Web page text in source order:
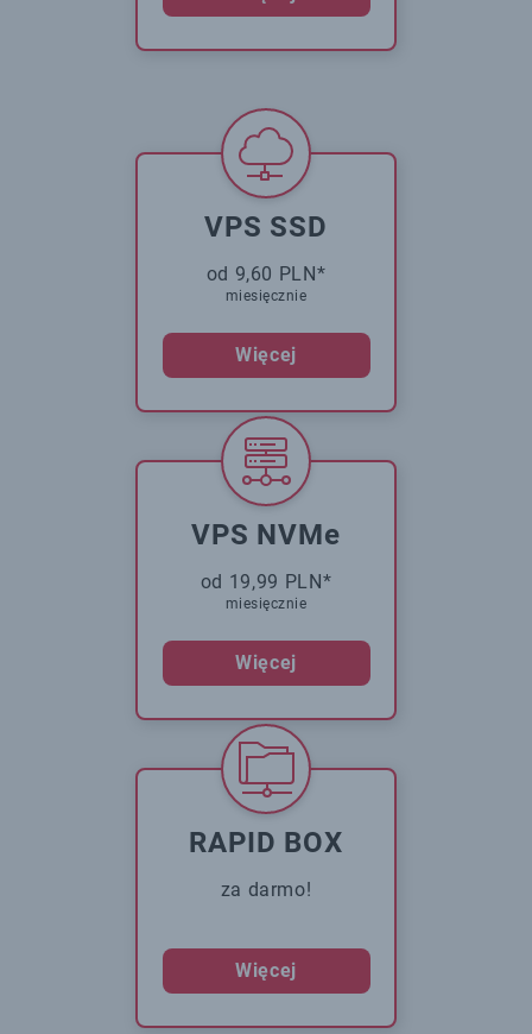
VPS SSD
od 9,60 PLN*
miesięcznie
Więcej
VPS NVMe
od 19,99 PLN*
miesięcznie
Więcej
RAPID BOX
za darmo!
Więcej